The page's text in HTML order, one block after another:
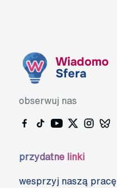
Wiadomo
Sfera
obserwuj nas
przydatne linki
wesprzyj naszą pracę